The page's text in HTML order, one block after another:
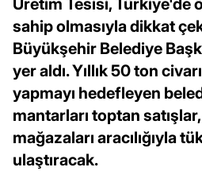
Üretim Tesisi, Türkiye'de
sahip olmasıyla dikkat
Büyükşehir Belediye
yer aldı. Yıllık 50 ton
yapmayı hedefleyen
mantarları toptan
mağazaları aracılığıyla
ulaştıracak.